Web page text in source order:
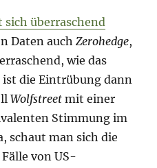
überraschend
Daten auchZerohedge,
wie das
die Eintrübung dann
Wolfstreet mit einer
Stimmung im
schaut man sich die
von US-